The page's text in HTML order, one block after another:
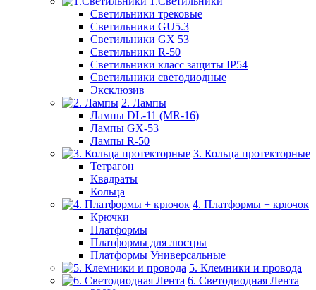
Светильники трековые
Светильники GU5.3
Светильники GX 53
Светильники R-50
Светильники класс защиты IP54
Светильники светодиодные
Эксклюзив
2. Лампы
Лампы DL-11 (MR-16)
Лампы GX-53
Лампы R-50
3. Кольца протекторные
Тетрагон
Квадраты
Кольца
4. Платформы + крючок
Крючки
Платформы
Платформы для люстры
Платформы Универсальные
5. Клемники и провода
6. Светодиодная Лента